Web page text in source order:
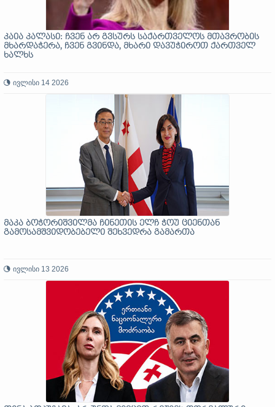
კაია კალასი: ჩვენ არ გვსურს საქართველოს მთავრობის
მხარდაჭერა, ჩვენ გვინდა, მხარი დავუჭიროთ ქართველ
ხალხს
ივლისი 14 2026
მაკა ბოჭორიშვილმა ჩინეთის ელჩ ჭოუ ციენთან
გამოსამშვიდობებელი შეხვედრა გამართა
ივლისი 13 2026